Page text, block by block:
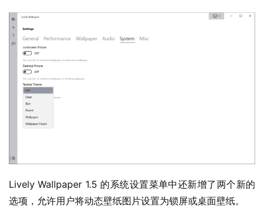
W
i
n
安
卓
Lively Wallpaper 1.5 的系统设置菜单中还新增了两个新的
选项，允许用户将动态壁纸图片设置为锁屏或桌面壁纸。